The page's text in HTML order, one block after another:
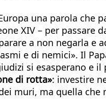
una parola che
XIV – per passare
a non negarla e
e di nemici». Il
si esasperano e il
di rotta»: investire
muri, ma quella che